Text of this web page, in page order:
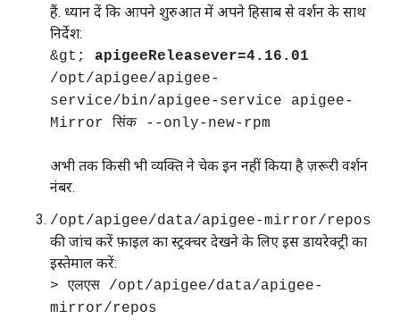
हैं. ध्यान दें कि आपने शुरुआत में अपने हिसाब से वर्शन के साथ
निर्देश:
&gt; apigeeReleasever=4.16.01
/opt/apigee/apigee-
service/bin/apigee-service apigee-
Mirror सिंक --only-new-rpm
अभी तक किसी भी व्यक्ति ने चेक इन नहीं किया है ज़रूरी वर्शन
नंबर.
/opt/apigee/data/apigee-mirror/repos
की जांच करें फ़ाइल का स्ट्रक्चर देखने के लिए इस डायरेक्ट्री का
इस्तेमाल करें:
> एलएस /opt/apigee/data/apigee-
mirror/repos